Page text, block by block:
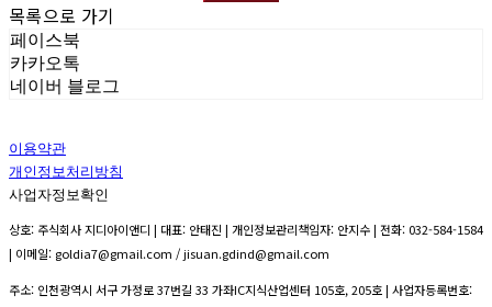
목록으로 가기
페이스북
카카오톡
네이버 블로그
이용약관
개인정보처리방침
사업자정보확인
상호: 주식회사 지디아이앤디 | 대표: 안태진 | 개인정보관리책임자: 안지수 | 전화: 032-584-1584
| 이메일: goldia7@gmail.com / jisuan.gdind@gmail.com
주소: 인천광역시 서구 가정로 37번길 33 가좌IC지식산업센터 105호, 205호 | 사업자등록번호: